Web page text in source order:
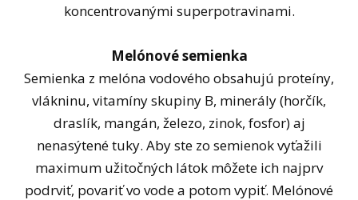
koncentrovanými superpotravinami.
Melónové semienka
Semienka z melóna vodového obsahujú proteíny,
vlákninu, vitamíny skupiny B, minerály (horčík,
draslík, mangán, železo, zinok, fosfor) aj
nenasýtené tuky. Aby ste zo semienok vyťažili
maximum užitočných látok môžete ich najprv
podrviť, povariť vo vode a potom vypiť. Melónové